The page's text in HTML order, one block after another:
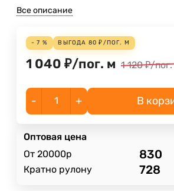
Все описание
- 7 % ВЫГОДА 80 ₽/ПОГ. М
1 040 ₽/пог. м 1 120 ₽/
- + В
Оптовая цена
От 20000р
830
Кратно рулону 728